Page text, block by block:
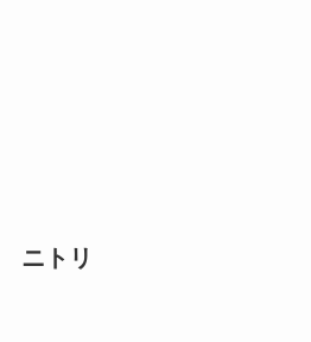
ニトリ